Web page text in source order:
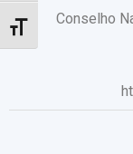
Toggle Font size
Conselho